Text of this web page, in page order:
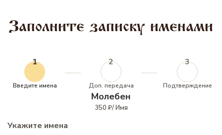
Заполните записку именами
1
Введите имена
2
Доп. передача
3
Подтверждение
Молебен
350 ₽/ Имя
Укажите имена